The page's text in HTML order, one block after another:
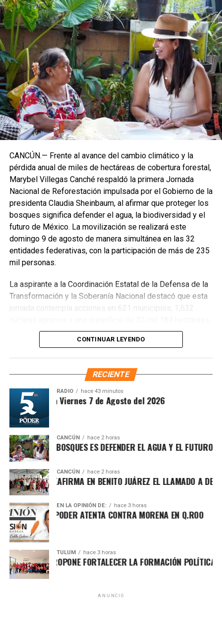
CANCÚN.— Frente al avance del cambio climático y la
pérdida anual de miles de hectáreas de cobertura forestal,
Marybel Villegas Canché respaldó la primera Jornada
Nacional de Reforestación impulsada por el Gobierno de la
presidenta Claudia Sheinbaum, al afirmar que proteger los
bosques significa defender el agua, la biodiversidad y el
futuro de México. La movilización se realizará este
domingo 9 de agosto de manera simultánea en las 32
entidades federativas, con la participación de más de 235
mil personas.
La aspirante a la Coordinación Estatal de la Defensa de la
Transformación y la Soberanía Nacional destacó que esta
jornada contempla acciones en 621 municipios, 1,632
donde se plantarán más de 6.6 millones de árboles,
arbustos y plantas herbáceas, además de la dispersión de
Subrayó que la magnitud de este esfuerzo responde a los
desafíos ambientales del país, que cada año pierde más
de 203 mil hectáreas por deforestación y enfrenta daños
por incendios, plagas y enfermedades.
Villegas sostuvo que México debe transitar de acciones
aisladas a una política permanente de recuperación
comunidades, universidades y sociedad civil. Recordó que
CONTINUAR LEYENDO
RECIENTE
RADIO hace 43 minutos
Matutina Viernes 7 de Agosto del 2026
CANCÚN hace 2 horas
LOS BOSQUES ES DEFENDER EL AGUA Y EL FUTURO DE
CANCÚN hace 2 horas
MARÍN REAFIRMA EN BENITO JUÁREZ EL LLAMADO A
EN LA OPINIÓN DE: hace 3 horas
POR EL PODER ATENTA CONTRA MORENA EN Q.ROO
TULUM hace 3 horas
ALDAY PROPONE FORTALECER LA FORMACIÓN POLÍTICA
ANUNCIO